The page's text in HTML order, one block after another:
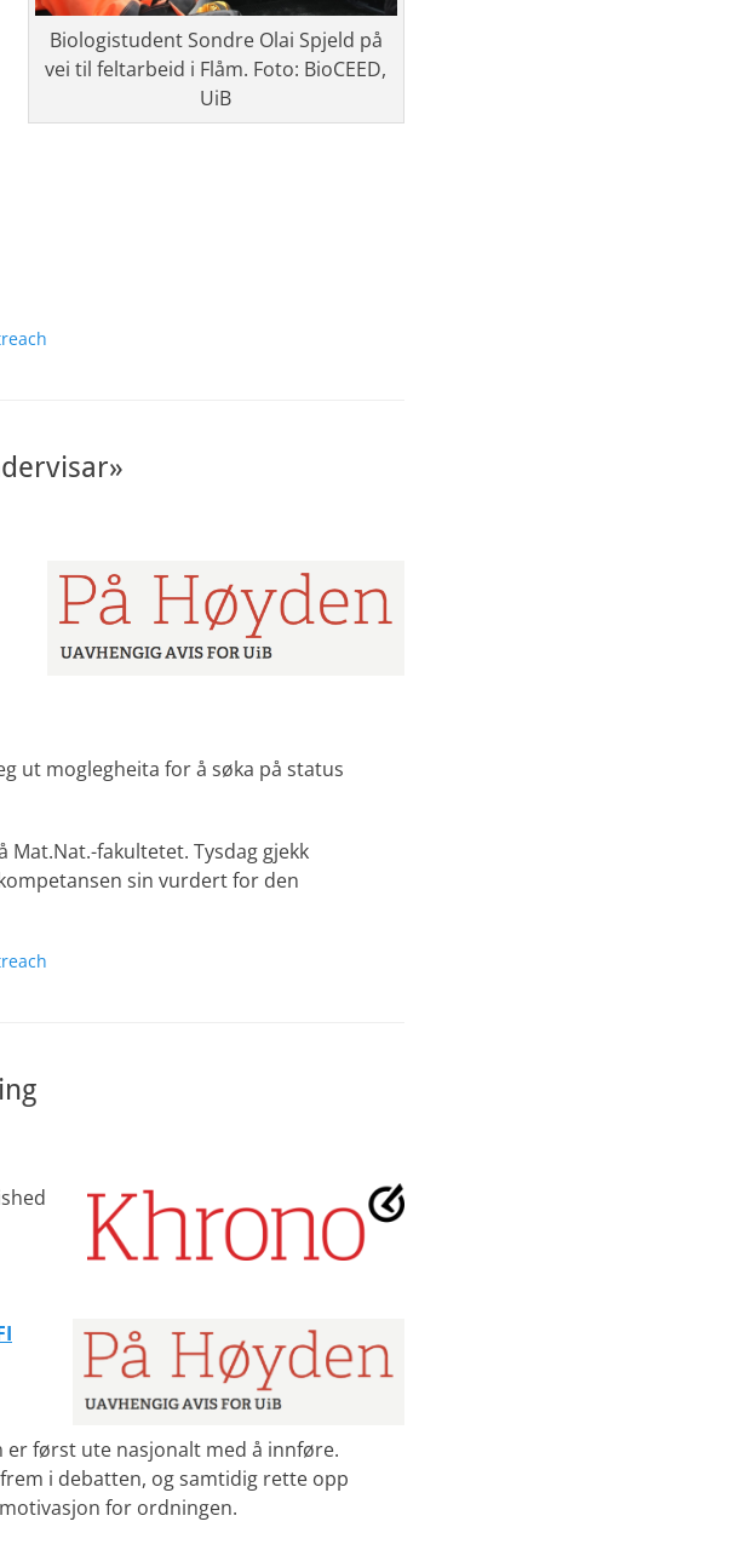
Biologistudent Sondre Olai Spjeld på
vei til feltarbeid i Flåm. Foto: BioCEED,
UiB
ut moglegheita for å søka på status
fakultetet. Tysdag gjekk
sin vurdert for den
først ute nasjonalt med å innføre.
i debatten, og samtidig rette opp
for ordningen.